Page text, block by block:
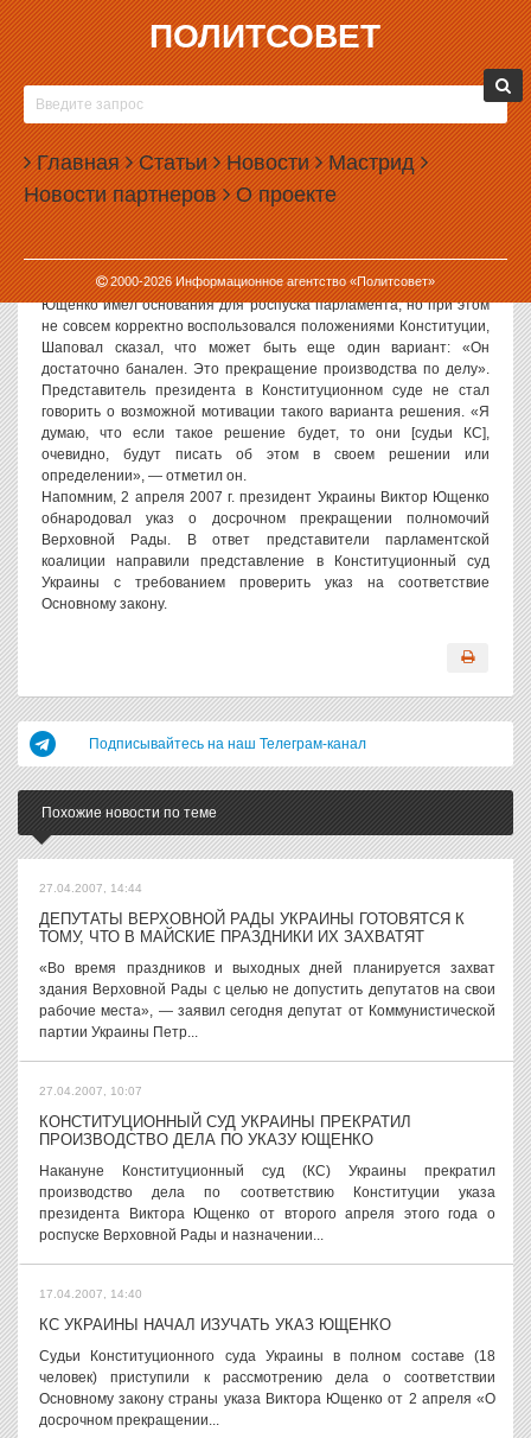
ПОЛИТСОВЕТ
Главная Статьи Новости Мастрид
Новости партнеров О проекте
2000-2026Информационное агентство «Политсовет»
13.04.2007, 10:02
«ДЕЛО ЮЩЕНКО» МОЖЕТ БЫТЬ ПРЕКРАЩЕНО
Представитель президента Украины в Конституционном суде
(КС) Владимир Шаповал заявил в эфире телекомпании «1+1»,
что одним из возможных вариантов развития событий вокруг
указа Виктора Ющенко о роспуске Верховной Рады может стать
остановка производства по данному делу.
Отвечая на вопрос, что будет, если Конституционный суд примет
неоднозначное решение — например, признает, что Виктор
Ющенко имел основания для роспуска парламента, но при этом
не совсем корректно воспользовался положениями Конституции,
Шаповал сказал, что может быть еще один вариант: «Он
достаточно банален. Это прекращение производства по делу».
Представитель президента в Конституционном суде не стал
говорить о возможной мотивации такого варианта решения. «Я
думаю, что если такое решение будет, то они [судьи КС],
очевидно, будут писать об этом в своем решении или
определении», — отметил он.
Напомним, 2 апреля 2007 г. президент Украины Виктор Ющенко
обнародовал указ о досрочном прекращении полномочий
Верховной Рады. В ответ представители парламентской
коалиции направили представление в Конституционный суд
Украины с требованием проверить указ на соответствие
Основному закону.
Подписывайтесь на наш Телеграм-канал
Похожие новости по теме
27.04.2007, 14:44
ДЕПУТАТЫ ВЕРХОВНОЙ РАДЫ УКРАИНЫ ГОТОВЯТСЯ К
ТОМУ, ЧТО В МАЙСКИЕ ПРАЗДНИКИ ИХ ЗАХВАТЯТ
«Во время праздников и выходных дней планируется захват
здания Верховной Рады с целью не допустить депутатов на свои
рабочие места», — заявил сегодня депутат от Коммунистической
партии Украины Петр...
27.04.2007, 10:07
КОНСТИТУЦИОННЫЙ СУД УКРАИНЫ ПРЕКРАТИЛ
ПРОИЗВОДСТВО ДЕЛА ПО УКАЗУ ЮЩЕНКО
Накануне Конституционный суд (КС) Украины прекратил
производство дела по соответствию Конституции указа
президента Виктора Ющенко от второго апреля этого года о
роспуске Верховной Рады и назначении...
17.04.2007, 14:40
КС УКРАИНЫ НАЧАЛ ИЗУЧАТЬ УКАЗ ЮЩЕНКО
Судьи Конституционного суда Украины в полном составе (18
человек) приступили к рассмотрению дела о соответствии
Основному закону страны указа Виктора Ющенко от 2 апреля «О
досрочном прекращении...